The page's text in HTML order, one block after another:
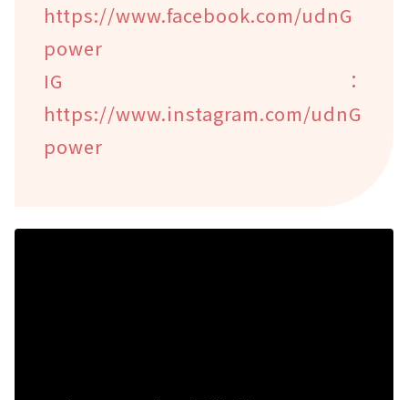
https://www.facebook.com/udnG
power
IG：
https://www.instagram.com/udnG
power